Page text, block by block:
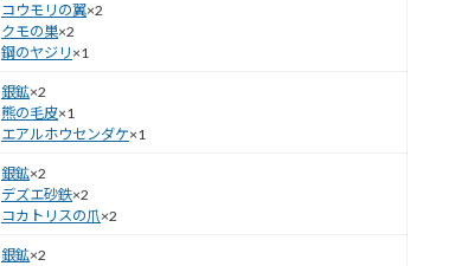
コウモリの翼×2
クモの巣×2
鋼のヤジリ ×1
銀鉱×2
熊の毛皮×1
エアルホウセンダケ×1
銀鉱×2
デズエ砂鉄×2
コカトリスの爪×2
銀鉱×2